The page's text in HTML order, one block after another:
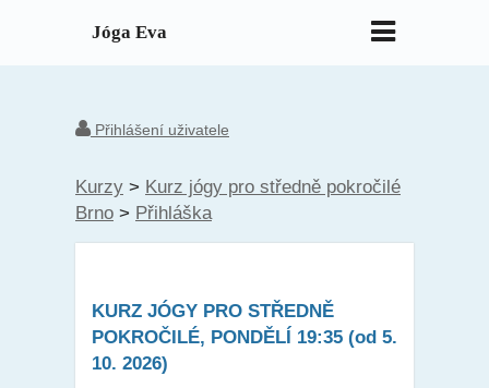
Jóga Eva
Přihlášení uživatele
Kurzy > Kurz jógy pro středně pokročilé
Brno > Přihláška
KURZ JÓGY PRO STŘEDNĚ
POKROČILÉ, PONDĚLÍ 19:35 (od 5.
10. 2026)